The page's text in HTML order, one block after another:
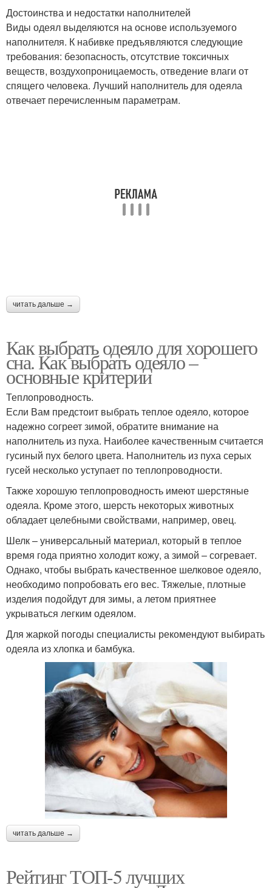
Одеяла на основании Наполнители для одеял
Наполнители для
Пышное одеяло
Одеяла из австрии
Достоинства и недостатки наполнителей
Виды одеял выделяются на основе используемого
наполнителя. К набивке предъявляются следующие
требования: безопасность, отсутствие токсичных
веществ, воздухопроницаемость, отведение влаги от
спящего человека. Лучший наполнитель для одеяла
отвечает перечисленным параметрам.
читать дальше →
Как выбрать одеяло для хорошего
сна. Как выбрать одеяло –
основные критерии
Теплопроводность.
Если Вам предстоит выбрать теплое одеяло, которое
надежно согреет зимой, обратите внимание на
наполнитель из пуха. Наиболее качественным считается
гусиный пух белого цвета. Наполнитель из пуха серых
гусей несколько уступает по теплопроводности.
Также хорошую теплопроводность имеют шерстяные
одеяла. Кроме этого, шерсть некоторых животных
обладает целебными свойствами, например, овец.
Шелк – универсальный материал, который в теплое
время года приятно холодит кожу, а зимой – согревает.
Однако, чтобы выбрать качественное шелковое одеяло,
необходимо попробовать его вес. Тяжелые, плотные
изделия подойдут для зимы, а летом приятнее
укрываться легким одеялом.
Для жаркой погоды специалисты рекомендуют выбирать
одеяла из хлопка и бамбука.
читать дальше →
Рейтинг ТОП-5 лучших